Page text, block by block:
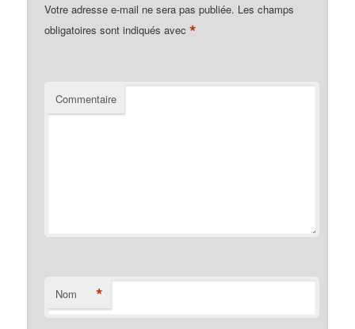
Votre adresse e-mail ne sera pas publiée. Les champs
obligatoires sont indiqués avec*
Commentaire
Nom *